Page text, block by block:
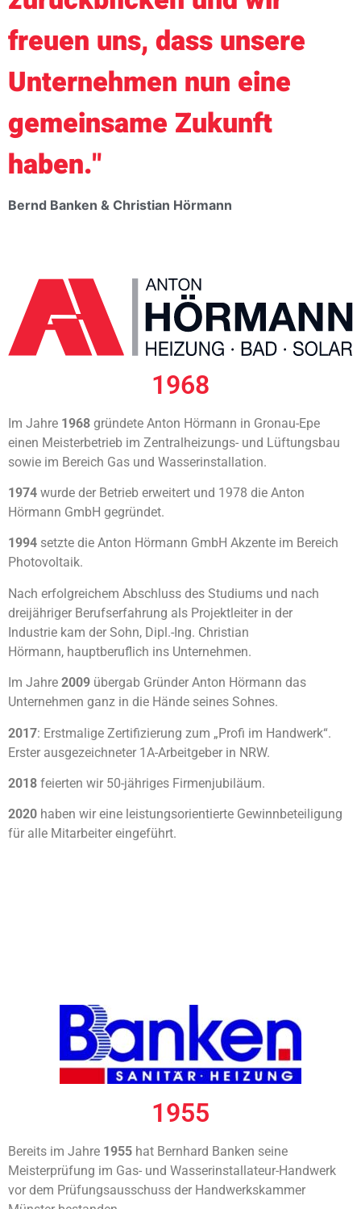
freuen uns, dass unsere
Unternehmen nun eine
gemeinsame Zukunft
haben."
Bernd Banken & Christian Hörmann
1968
Im Jahre 1968 gründete Anton Hörmann in Gronau-Epe
einen Meisterbetrieb im Zentralheizungs- und Lüftungsbau
sowie im Bereich Gas und Wasserinstallation.
1974 wurde der Betrieb erweitert und 1978 die Anton
Hörmann GmbH gegründet.
1994 setzte die Anton Hörmann GmbH Akzente im Bereich
Photovoltaik.
Nach erfolgreichem Abschluss des Studiums und nach
dreijähriger Berufserfahrung als Projektleiter in der
Industrie kam der Sohn, Dipl.-Ing. Christian
Hörmann, hauptberuflich ins Unternehmen.
Im Jahre 2009 übergab Gründer Anton Hörmann das
Unternehmen ganz in die Hände seines Sohnes.
2017: Erstmalige Zertifizierung zum „Profi im Handwerk“.
Erster ausgezeichneter 1A-Arbeitgeber in NRW.
2018 feierten wir 50-jähriges Firmenjubiläum.
2020 haben wir eine leistungsorientierte Gewinnbeteiligung
für alle Mitarbeiter eingeführt.
1955
Bereits im Jahre 1955 hat Bernhard Banken seine
Meisterprüfung im Gas- und Wasserinstallateur-Handwerk
vor dem Prüfungsausschuss der Handwerkskammer